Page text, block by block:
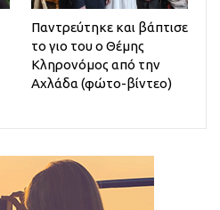
Παντρεύτηκε και βάπτισε
το γιο του ο Θέμης
Κληρονόμος από την
Αχλάδα (φώτο-βίντεο)